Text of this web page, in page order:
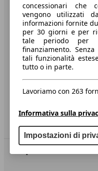
Stampa
Media
Condizioni generali
Informazioni
Dichiarazione di
Servizi
Area rivenditori
concessionari che
vengono utilizzati
informazioni fornite
per 30 giorni e per
tale periodo per
finanziamento.
tali funzionalità
tutto o in parte.
Lavoriamo con 263
Informativa sulla
Impostazioni di